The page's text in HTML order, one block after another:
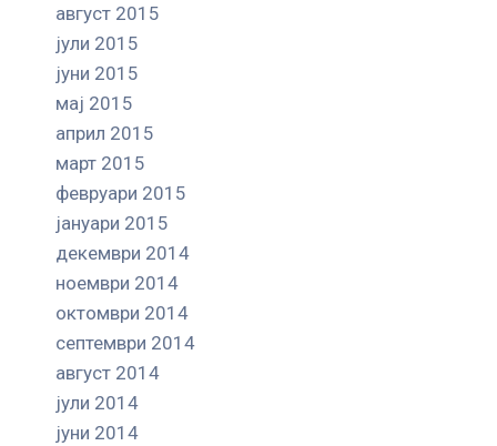
август 2015
јули 2015
јуни 2015
мај 2015
април 2015
март 2015
февруари 2015
јануари 2015
декември 2014
ноември 2014
октомври 2014
септември 2014
август 2014
јули 2014
јуни 2014